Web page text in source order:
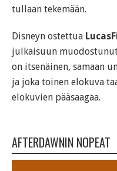
tullaan tekemään.
Disneyn ostettua
julkaisuun
on itsenäinen, samaan
ja joka toinen elokuva
elokuvien pääsaagaa.
AFTERDAWNIN NOPEAT